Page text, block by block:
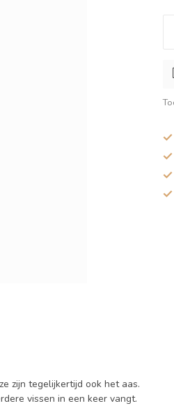
zijn tegelijkertijd ook het aas.
vissen in een keer vangt.